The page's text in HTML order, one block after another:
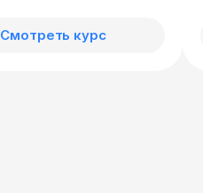
Смотреть курс